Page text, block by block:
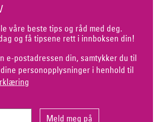
våre beste tips og råd med deg.
og få tipsene rett i innboksen din!
e-postadressen din, samtykker du til
personopplysninger i henhold til